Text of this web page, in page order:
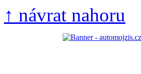
↑ návrat nahoru